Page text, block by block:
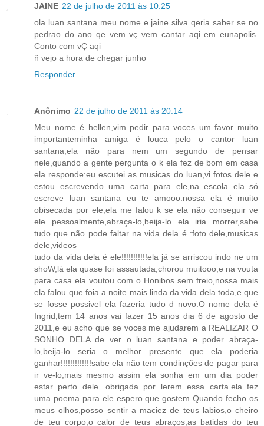
JAINE 22 de julho de 2011 às 10:25
ola luan santana meu nome e jaine silva qeria saber se no
pedrao do ano qe vem vç vem cantar aqi em eunapolis.
Conto com vÇ aqi
ñ vejo a hora de chegar junho
Responder
Anônimo 22 de julho de 2011 às 20:14
Meu nome é hellen,vim pedir para voces um favor muito
importanteminha amiga é louca pelo o cantor luan
santana,ela não para nem um segundo de pensar
nele,quando a gente pergunta o k ela fez de bom em casa
ela responde:eu escutei as musicas do luan,vi fotos dele e
estou escrevendo uma carta para ele,na escola ela só
escreve luan santana eu te amooo.nossa ela é muito
obisecada por ele,ela me falou k se ela não conseguir ve
ele pessoalmente,abraça-lo,beija-lo ela iria morrer,sabe
tudo que não pode faltar na vida dela é :foto dele,musicas
dele,videos
tudo da vida dela é ele!!!!!!!!!!!ela já se arriscou indo ne um
shoW,lá ela quase foi assautada,chorou muitooo,e na vouta
para casa ela voutou com o Honibos sem freio,nossa mais
ela falou que foia a noite mais linda da vida dela toda,e que
se fosse possivel ela fazeria tudo d novo.O nome dela é
Ingrid,tem 14 anos vai fazer 15 anos dia 6 de agosto de
2011,e eu acho que se voces me ajudarem a REALIZAR O
SONHO DELA de ver o luan santana e poder abraça-
lo,beija-lo seria o melhor presente que ela poderia
ganhar!!!!!!!!!!!!!sabe ela não tem condinções de pagar para
ir ve-lo,mais mesmo assim ela sonha em um dia poder
estar perto dele...obrigada por lerem essa carta.ela fez
uma poema para ele espero que gostem Quando fecho os
meus olhos,posso sentir a maciez de teus labios,o cheiro
de teu corpo,o calor de teus abraços,as batidas do teu